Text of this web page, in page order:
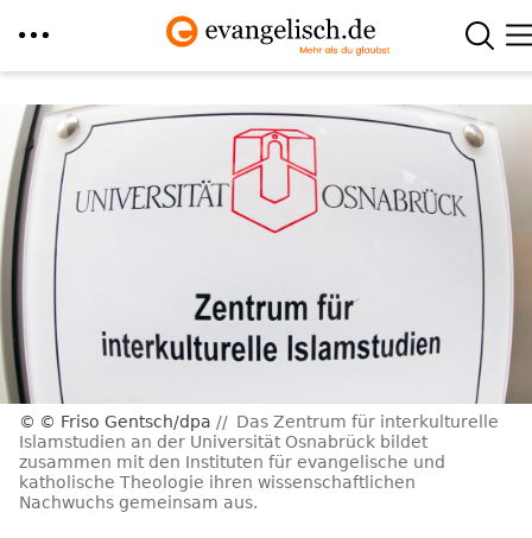
zum
Inhalt
© Friso Gentsch/dpa
Das Zentrum für interkulturelle
Islamstudien an der Universität Osnabrück bildet
zusammen mit den Instituten für evangelische und
katholische Theologie ihren wissenschaftlichen
Nachwuchs gemeinsam aus.